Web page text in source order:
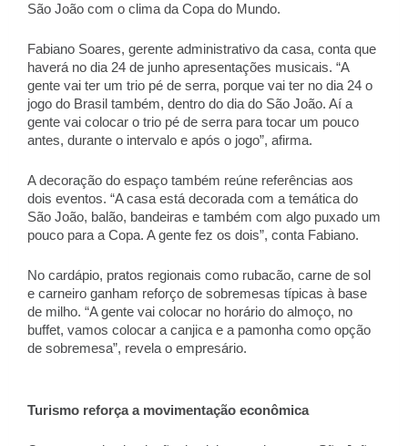
São João com o clima da Copa do Mundo.
Fabiano Soares, gerente administrativo da casa, conta que
haverá no dia 24 de junho apresentações musicais. “A
gente vai ter um trio pé de serra, porque vai ter no dia 24 o
jogo do Brasil também, dentro do dia do São João. Aí a
gente vai colocar o trio pé de serra para tocar um pouco
antes, durante o intervalo e após o jogo”, afirma.
A decoração do espaço também reúne referências aos
dois eventos. “A casa está decorada com a temática do
São João, balão, bandeiras e também com algo puxado um
pouco para a Copa. A gente fez os dois”, conta Fabiano.
No cardápio, pratos regionais como rubacão, carne de sol
e carneiro ganham reforço de sobremesas típicas à base
de milho. “A gente vai colocar no horário do almoço, no
buffet, vamos colocar a canjica e a pamonha como opção
de sobremesa”, revela o empresário.
Turismo reforça a movimentação econômica